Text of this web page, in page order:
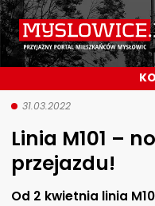
-
Przyjazny
portal
Mysłowic
31.03.2022
Linia M101 –
przejazdu!
Od 2 kwietnia linia